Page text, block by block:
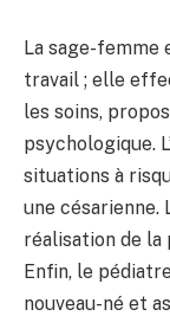
La sage-femme
travail ; elle
les soins,
psychologique.
situations à
une césarienne.
réalisation de la
Enfin, le
nouveau-né et